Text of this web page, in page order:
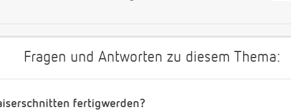
Fragen und Antworten zu diesem Thema:
fertigwerden?